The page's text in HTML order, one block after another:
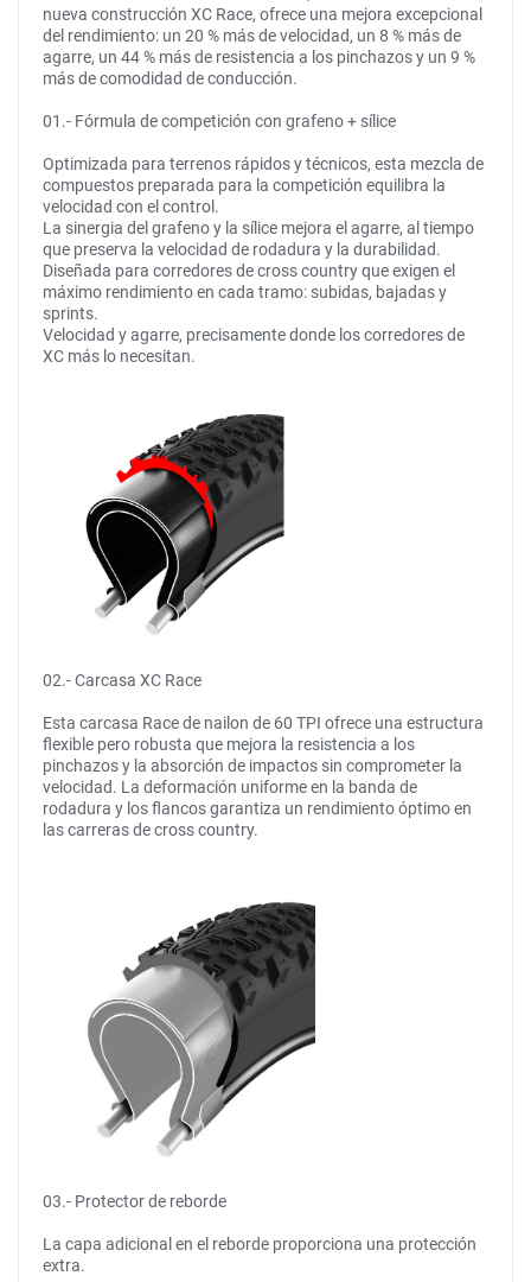
nueva construcción XC Race, ofrece una mejora excepcional
del rendimiento: un 20 % más de velocidad, un 8 % más de
agarre, un 44 % más de resistencia a los pinchazos y un 9 %
más de comodidad de conducción.
01.- Fórmula de competición con grafeno + sílice
Optimizada para terrenos rápidos y técnicos, esta mezcla de
compuestos preparada para la competición equilibra la
velocidad con el control.
La sinergia del grafeno y la sílice mejora el agarre, al tiempo
que preserva la velocidad de rodadura y la durabilidad.
Diseñada para corredores de cross country que exigen el
máximo rendimiento en cada tramo: subidas, bajadas y
sprints.
Velocidad y agarre, precisamente donde los corredores de
XC más lo necesitan.
02.- Carcasa XC Race
Esta carcasa Race de nailon de 60 TPI ofrece una estructura
flexible pero robusta que mejora la resistencia a los
pinchazos y la absorción de impactos sin comprometer la
velocidad. La deformación uniforme en la banda de
rodadura y los flancos garantiza un rendimiento óptimo en
las carreras de cross country.
03.- Protector de reborde
La capa adicional en el reborde proporciona una protección
extra.